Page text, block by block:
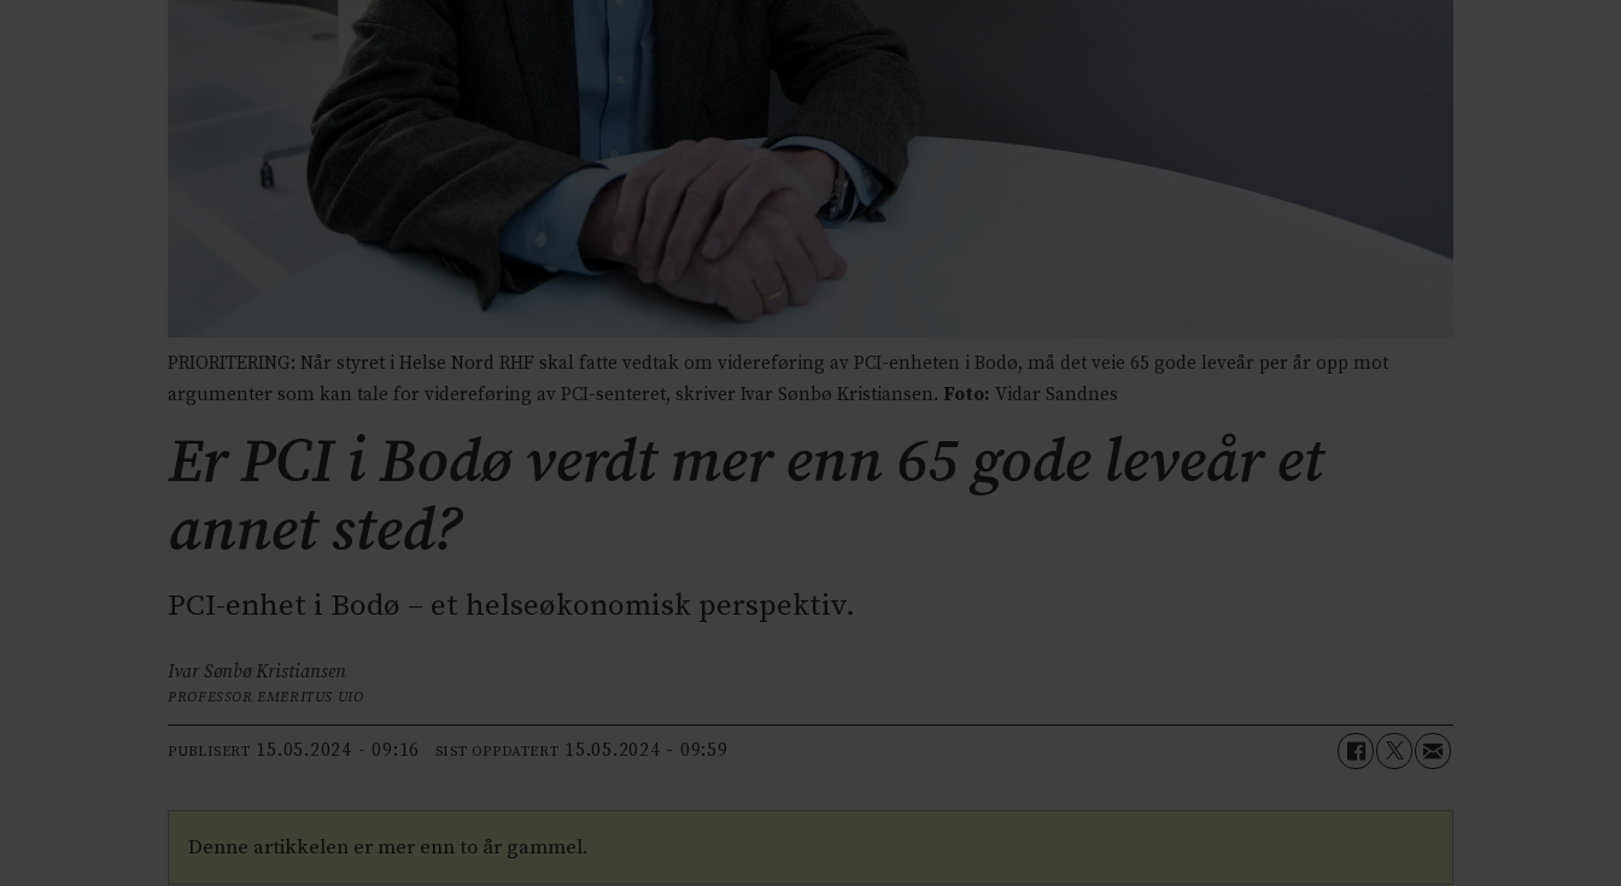
PRIORITERING: Når styret i Helse Nord RHF skal fatte vedtak om videreføring av PCI-enheten i Bodø, må det veie 65 gode leveår per år opp mot
argumenter som kan tale for videreføring av PCI-senteret, skriver Ivar Sønbø Kristiansen. Foto: Vidar Sandnes
Er PCI i Bodø verdt mer enn 65 gode leveår et
annet sted?
PCI-enhet i Bodø – et helseøkonomisk perspektiv.
Ivar Sønbø Kristiansen
PROFESSOR EMERITUS UIO
PUBLISERT 15.05.2024 - 09:16 SIST OPPDATERT 15.05.2024 - 09:59
Denne artikkelen er mer enn to år gammel.